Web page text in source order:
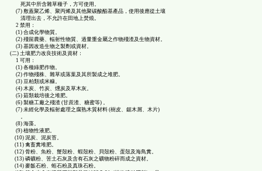
死其中所含雜草種子，方可使用。
(7) 敷蓋聚乙烯、聚丙烯及其他聚碳酸酯基產品，使用後應從土壤
清理出去，不允許在田地上焚燒。
2 禁用：
(1) 合成化學物質。
(2) 殘留農藥、輻射性物質、過量重金屬之作物殘渣及生物資材。
(3) 基因改造生物之製劑或資材。
(二) 土壤肥力改良技術及資材：
1 可用：
(1) 各種綠肥作物。
(2) 作物殘株、雜草或落葉及其所製成之堆肥。
(3) 豆粕類或米糠。
(4) 木炭、竹炭、燻炭及草木灰。
(5) 菇類栽培後之堆肥。
(6) 製糖工廠之殘渣 (甘蔗渣、糖蜜等) 。
(7) 未經化學及輻射處理之腐熟木質材料 (樹皮、鋸木屑、木片)
。
(8) 海藻。
(9) 植物性液肥。
(10) 泥炭、泥炭苔。
(11) 禽畜糞堆肥。
(12) 骨粉、魚粉、蟹殼粉、蝦殼粉、貝殼粉、蛋殼及海鳥糞。
(13) 磷礦粉、苦土石灰及含有石灰之礦物粉碎而成之資材。
(14) 麥飯石粉、蛭石粉及真珠石粉。